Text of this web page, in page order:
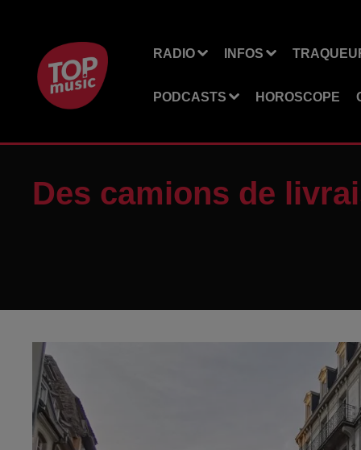
RADIO INFOS
PODCASTS HOROSCOPE
Des camions de